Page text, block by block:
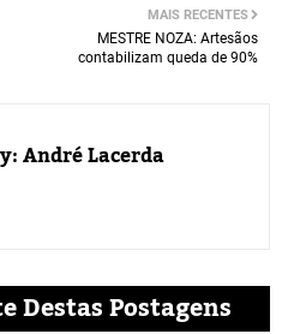
MAIS RECENTES
MESTRE NOZA: Artesãos
contabilizam queda de 90%
André Lacerda
Destas Postagens